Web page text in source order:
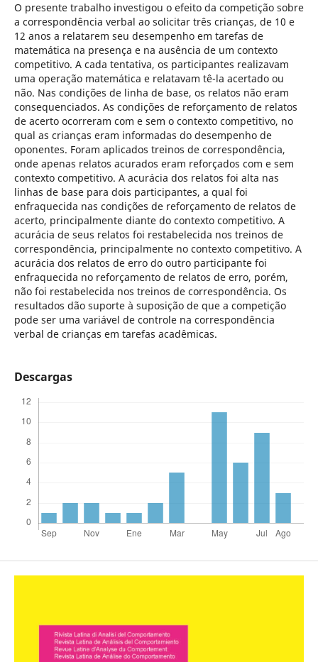
O presente trabalho investigou o efeito da competição sobre
a correspondência verbal ao solicitar três crianças, de 10 e
12 anos a relatarem seu desempenho em tarefas de
matemática na presença e na ausência de um contexto
competitivo. A cada tentativa, os participantes realizavam
uma operação matemática e relatavam tê-la acertado ou
não. Nas condições de linha de base, os relatos não eram
consequenciados. As condições de reforçamento de relatos
de acerto ocorreram com e sem o contexto competitivo, no
qual as crianças eram informadas do desempenho de
oponentes. Foram aplicados treinos de correspondência,
onde apenas relatos acurados eram reforçados com e sem
contexto competitivo. A acurácia dos relatos foi alta nas
linhas de base para dois participantes, a qual foi
enfraquecida nas condições de reforçamento de relatos de
acerto, principalmente diante do contexto competitivo. A
acurácia de seus relatos foi restabelecida nos treinos de
correspondência, principalmente no contexto competitivo. A
acurácia dos relatos de erro do outro participante foi
enfraquecida no reforçamento de relatos de erro, porém,
não foi restabelecida nos treinos de correspondência. Os
resultados dão suporte à suposição de que a competição
pode ser uma variável de controle na correspondência
verbal de crianças em tarefas acadêmicas.
Descargas